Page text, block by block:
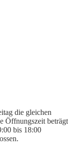
die gleichen
Öffnungszeit beträgt
bis 18:00